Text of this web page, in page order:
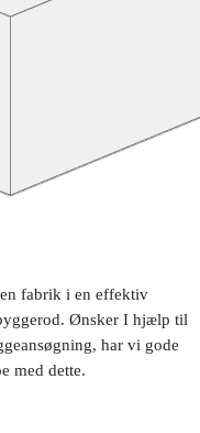
fabrik i en effektiv
Ønsker I hjælp til
har vi gode
med dette.